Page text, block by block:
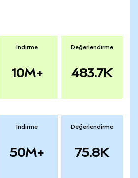
İndirme
10M+
Değerlendirme
483.7K
İndirme
50M+
Değerlendirme
75.8K